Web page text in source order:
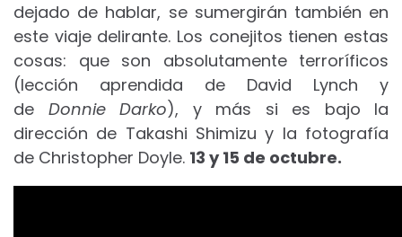
dejado de hablar, se sumergirán también en
este viaje delirante. Los conejitos tienen estas
cosas: que son absolutamente terroríficos
(lección aprendida de David Lynch y
de Donnie Darko), y más si es bajo la
dirección de Takashi Shimizu y la fotografía
de Christopher Doyle. 13 y 15 de octubre.